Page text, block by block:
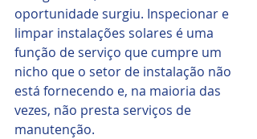
oportunidade surgiu. Inspecionar e
limpar instalações solares é uma
função de serviço que cumpre um
nicho que o setor de instalação não
está fornecendo e, na maioria das
vezes, não presta serviços de
manutenção.